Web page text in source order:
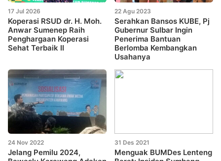
17 Jul 2026
Koperasi RSUD dr. H. Moh.
Anwar Sumenep Raih
Penghargaan Koperasi
Sehat Terbaik II
22 Agu 2023
Serahkan Bansos KUBE, Pj
Gubernur Sulbar Ingin
Penerima Bantuan
Berlomba Kembangkan
Usahanya
24 Nov 2022
Jelang Pemilu 2024,
31 Des 2021
Menguak BUMDes Lenteng